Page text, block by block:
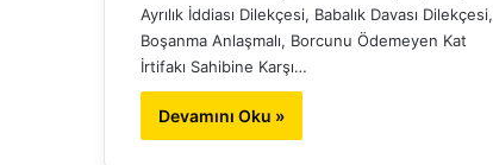
Ayrılık İddiası Dilekçesi, Babalık Davası Dilekçesi,
Boşanma Anlaşmalı, Borcunu Ödemeyen Kat
İrtifakı Sahibine Karşı…
Devamını Oku »